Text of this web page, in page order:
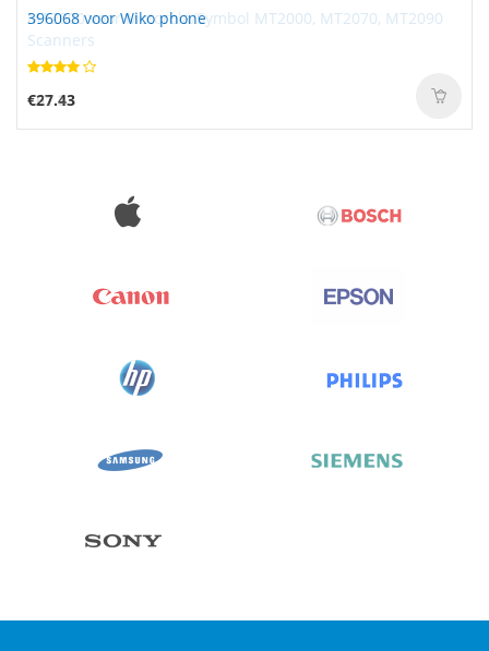
396068 voor Wiko phone
€27.43